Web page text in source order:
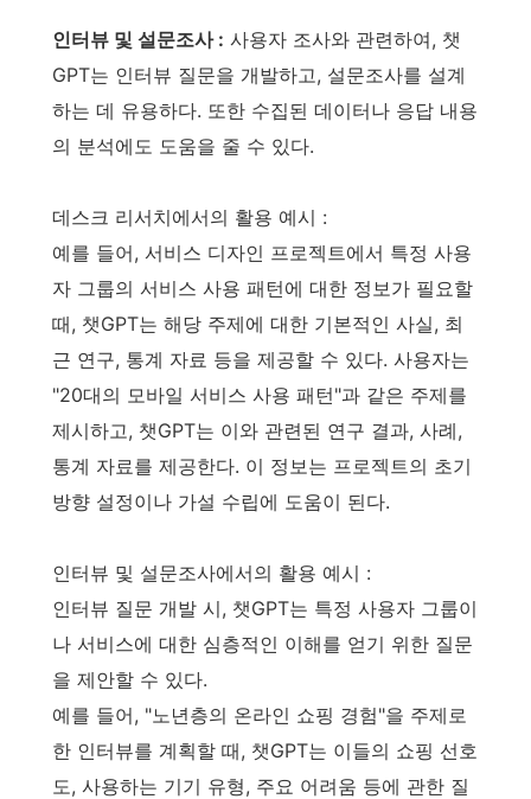
인터뷰 및 설문조사 : 사용자 조사와 관련하여, 챗
GPT는 인터뷰 질문을 개발하고, 설문조사를 설계
하는 데 유용하다. 또한 수집된 데이터나 응답 내용
의 분석에도 도움을 줄 수 있다.
데스크 리서치에서의 활용 예시 :
예를 들어, 서비스 디자인 프로젝트에서 특정 사용
자 그룹의 서비스 사용 패턴에 대한 정보가 필요할
때, 챗GPT는 해당 주제에 대한 기본적인 사실, 최
근 연구, 통계 자료 등을 제공할 수 있다. 사용자는
"20대의 모바일 서비스 사용 패턴"과 같은 주제를
제시하고, 챗GPT는 이와 관련된 연구 결과, 사례,
통계 자료를 제공한다. 이 정보는 프로젝트의 초기
방향 설정이나 가설 수립에 도움이 된다.
인터뷰 및 설문조사에서의 활용 예시 :
인터뷰 질문 개발 시, 챗GPT는 특정 사용자 그룹이
나 서비스에 대한 심층적인 이해를 얻기 위한 질문
을 제안할 수 있다.
예를 들어, "노년층의 온라인 쇼핑 경험"을 주제로
한 인터뷰를 계획할 때, 챗GPT는 이들의 쇼핑 선호
도, 사용하는 기기 유형, 주요 어려움 등에 관한 질